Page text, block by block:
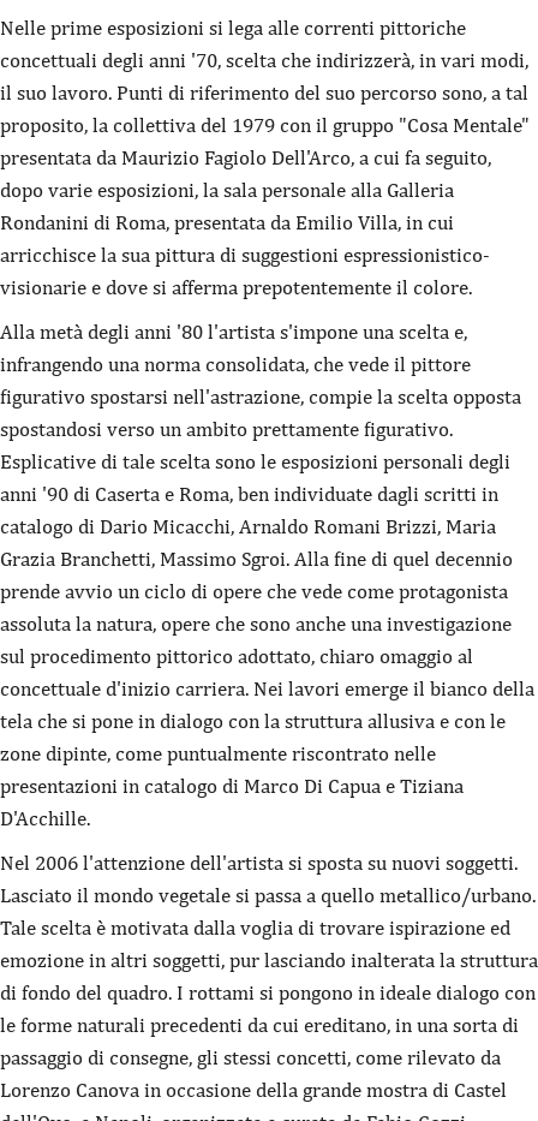
Nelle prime esposizioni si lega alle correnti pittoriche
concettuali degli anni '70, scelta che indirizzerà, in vari modi,
il suo lavoro. Punti di riferimento del suo percorso sono, a tal
proposito, la collettiva del 1979 con il gruppo "Cosa Mentale"
presentata da Maurizio Fagiolo Dell'Arco, a cui fa seguito,
dopo varie esposizioni, la sala personale alla Galleria
Rondanini di Roma, presentata da Emilio Villa, in cui
arricchisce la sua pittura di suggestioni espressionistico-
visionarie e dove si afferma prepotentemente il colore.
Alla metà degli anni '80 l'artista s'impone una scelta e,
infrangendo una norma consolidata, che vede il pittore
figurativo spostarsi nell'astrazione, compie la scelta opposta
spostandosi verso un ambito prettamente figurativo.
Esplicative di tale scelta sono le esposizioni personali degli
anni '90 di Caserta e Roma, ben individuate dagli scritti in
catalogo di Dario Micacchi, Arnaldo Romani Brizzi, Maria
Grazia Branchetti, Massimo Sgroi. Alla fine di quel decennio
prende avvio un ciclo di opere che vede come protagonista
assoluta la natura, opere che sono anche una investigazione
sul procedimento pittorico adottato, chiaro omaggio al
concettuale d'inizio carriera. Nei lavori emerge il bianco della
tela che si pone in dialogo con la struttura allusiva e con le
zone dipinte, come puntualmente riscontrato nelle
presentazioni in catalogo di Marco Di Capua e Tiziana
D'Acchille.
Nel 2006 l'attenzione dell'artista si sposta su nuovi soggetti.
Lasciato il mondo vegetale si passa a quello metallico/urbano.
Tale scelta è motivata dalla voglia di trovare ispirazione ed
emozione in altri soggetti, pur lasciando inalterata la struttura
di fondo del quadro. I rottami si pongono in ideale dialogo con
le forme naturali precedenti da cui ereditano, in una sorta di
passaggio di consegne, gli stessi concetti, come rilevato da
Lorenzo Canova in occasione della grande mostra di Castel